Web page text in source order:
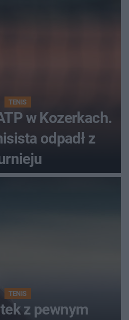
TENIS
w Kozerkach.
odpadł z
TENIS
z pewnym